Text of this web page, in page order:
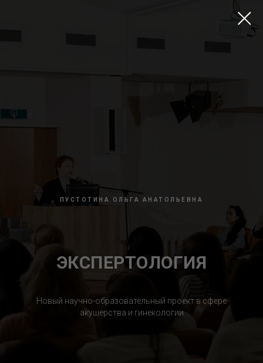
ПУСТОТИНА ОЛЬГА АНАТОЛЬЕВНА
ЭКСПЕРТОЛОГИЯ
Новый научно-образовательный проект в сфере
акушерства и гинекологии